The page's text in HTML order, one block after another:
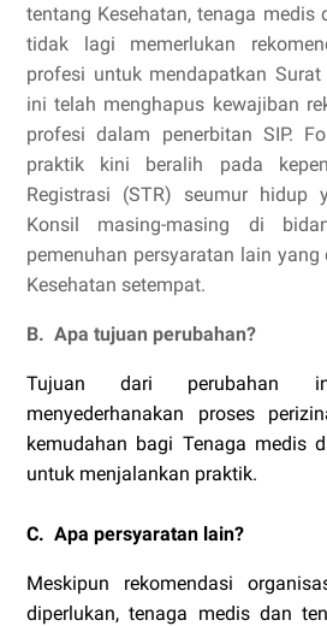
tentang Kesehatan, tenaga medis
tidak lagi memerlukan
profesi untuk mendapatkan
ini telah menghapus kewajiban
profesi dalam penerbitan SIP.
praktik kini beralih pada
Registrasi (STR) seumur hidup
Konsil masing-masing di
pemenuhan persyaratan lain
Kesehatan setempat.
B. Apa tujuan perubahan?
Tujuan dari perubahan
menyederhanakan proses
kemudahan bagi Tenaga medis
untuk menjalankan praktik.
C. Apa persyaratan lain?
Meskipun rekomendasi
diperlukan, tenaga medis dan